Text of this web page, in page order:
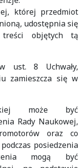
której przedmiot
udostępnia się
treści objętych tą
ust. 8 Uchwały,
zamieszcza się w
może być
Rady Naukowej,
oraz co
posiedzenia
mogą być